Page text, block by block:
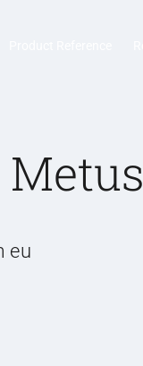
eu